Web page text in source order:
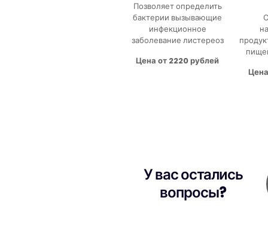
Позволяет определить
бактерии вызывающие
инфекционное
заболевание листереоз
Цена от 2220 рублей
У вас остались
вопросы?